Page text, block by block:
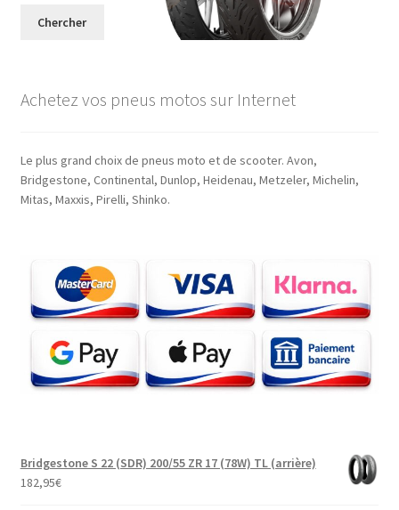
Chercher
Achetez vos pneus motos sur Internet
Le plus grand choix de pneus moto et de scooter. Avon,
Bridgestone, Continental, Dunlop, Heidenau, Metzeler, Michelin,
Mitas, Maxxis, Pirelli, Shinko.
Bridgestone S 22 (SDR) 200/55 ZR 17 (78W) TL (arrière)
182,95€